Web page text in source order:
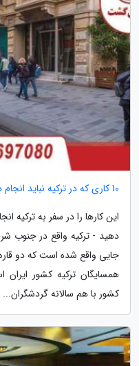
10 کاری که در ترکیه نباید انجام دهید
دهید - ترکیه واقع در جنوب
جایی واقع شده است که دو
همسایگان ترکیه کشور
کشور با هم سالانه گردشگران...